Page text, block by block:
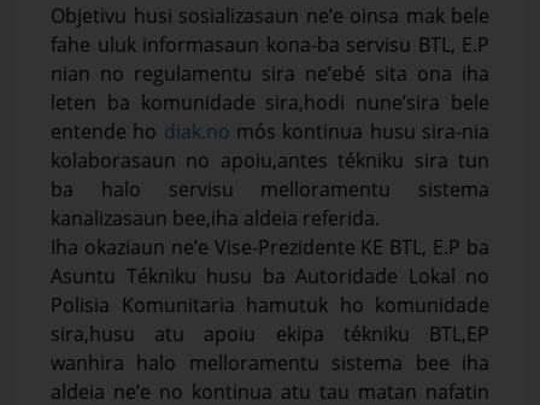
Objetivu husi sosializasaun ne’e oinsa mak bele
fahe uluk informasaun kona-ba servisu BTL, E.P
nian no regulamentu sira ne’ebé sita ona iha
leten ba komunidade sira,hodi nune’sira bele
entende ho diak.no mós kontinua husu sira-nia
kolaborasaun no apoiu,antes tékniku sira tun
ba halo servisu melloramentu sistema
kanalizasaun bee,iha aldeia referida.
Iha okaziaun ne’e Vise-Prezidente KE BTL, E.P ba
Asuntu Tékniku husu ba Autoridade Lokal no
Polisia Komunitaria hamutuk ho komunidade
sira,husu atu apoiu ekipa tékniku BTL,EP
wanhira halo melloramentu sistema bee iha
aldeia ne’e no kontinua atu tau matan nafatin